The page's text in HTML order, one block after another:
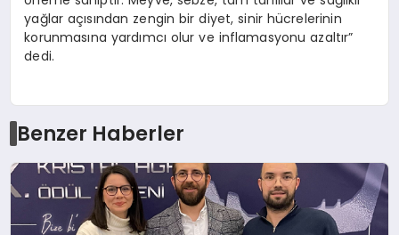
yağlar açısından zengin bir diyet, sinir hücrelerinin
korunmasına yardımcı olur ve inflamasyonu azaltır”
dedi.
Benzer Haberler